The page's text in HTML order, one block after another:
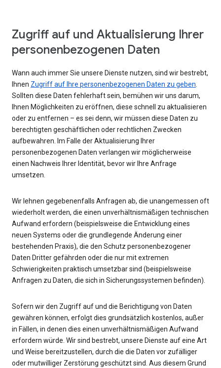
Zugriff auf und Aktualisierung Ihrer
personenbezogenen Daten
Wann auch immer Sie unsere Dienste nutzen, sind wir bestrebt,
Ihnen Zugriff auf Ihre personenbezogenen Daten zu geben.
Sollten diese Daten fehlerhaft sein, bemühen wir uns darum,
Ihnen Möglichkeiten zu eröffnen, diese schnell zu aktualisieren
oder zu entfernen – es sei denn, wir müssen diese Daten zu
berechtigten geschäftlichen oder rechtlichen Zwecken
aufbewahren. Im Falle der Aktualisierung Ihrer
personenbezogenen Daten verlangen wir möglicherweise
einen Nachweis Ihrer Identität, bevor wir Ihre Anfrage
umsetzen.
Wir lehnen gegebenenfalls Anfragen ab, die unangemessen oft
wiederholt werden, die einen unverhältnismäßigen technischen
Aufwand erfordern (beispielsweise die Entwicklung eines
neuen Systems oder die grundlegende Änderung einer
bestehenden Praxis), die den Schutz personenbezogener
Daten Dritter gefährden oder die nur mit extremen
Schwierigkeiten praktisch umsetzbar sind (beispielsweise
Anfragen zu Daten, die sich in Sicherungssystemen befinden).
Sofern wir den Zugriff auf und die Berichtigung von Daten
gewähren können, erfolgt dies grundsätzlich kostenlos, außer
in Fällen, in denen dies einen unverhältnismäßigen Aufwand
erfordern würde. Wir sind bestrebt, unsere Dienste auf eine Art
und Weise bereitzustellen, durch die die Daten vor zufälliger
oder mutwilliger Zerstörung geschützt sind. Aus diesem Grund